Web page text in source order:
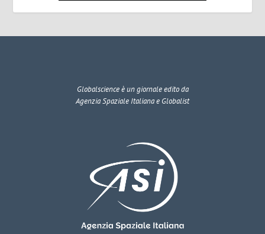
Globalscienceè un giornale edito da
Agenzia Spaziale Italiana e Globalist